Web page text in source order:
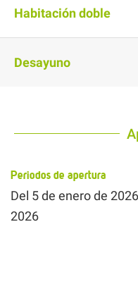
Habitación doble
Desayuno
Periodos de apertura
Del 5 de enero de 2026
2026